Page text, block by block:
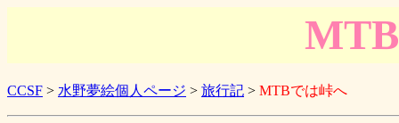
CCSF > 水野夢絵個人ページ > 旅行記 > MTBでは峠へ